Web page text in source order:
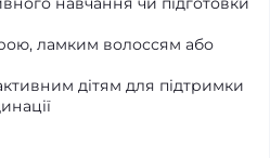
ламким волоссям або
дітям для підтримки